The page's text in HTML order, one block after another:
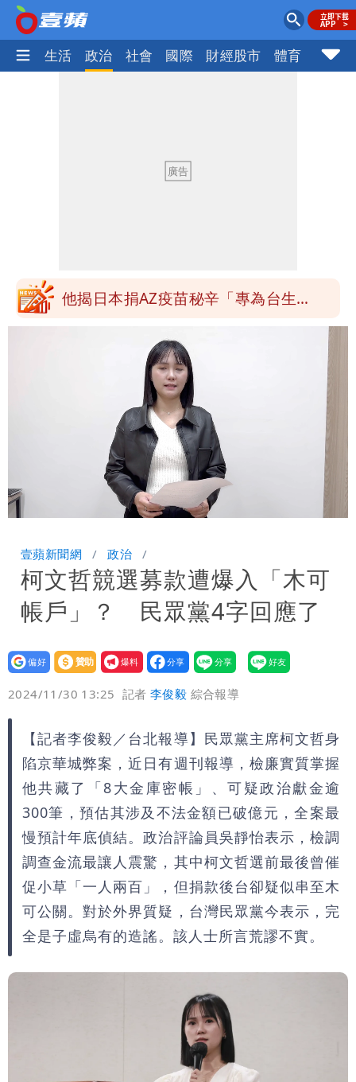
尚 生活 政治 社會 國際 財經股市 體育 壹蘋
案 重課俄羅斯500%關稅
姜厚任不信會被嫩女友「辣手摧花」 曝
救好幾條人命」
他揭日本捐AZ疫苗秘辛「專為台生
產」：終還陳時中清白
白海豚西進！專家：「大轉彎」機率非常
小 明強度有變化
「白海豚」雨炸8縣市！逼近台灣恐擺
盪 這幾區飆豪雨
「最挺台議員」遺作！美參院通過制裁
案 重課俄羅斯500%關稅
姜厚任不信會被嫩女友「辣手摧花」 曝
創演藝工會最遺憾一事
Loaded:
89.49%
壹蘋新聞網 政治
柯文哲競選募款遭爆入「木可
帳戶」？ 民眾黨4字回應了
設為
贊助
我要
爆料
2024/11/30 13:25 記者李俊毅 綜合報導
【記者李俊毅／台北報導】民眾黨主席柯文哲身
陷京華城弊案，近日有週刊報導，檢廉實質掌握
他共藏了「8大金庫密帳」、可疑政治獻金逾
300筆，預估其涉及不法金額已破億元，全案最
慢預計年底偵結。政治評論員吳靜怡表示，檢調
調查金流最讓人震驚，其中柯文哲選前最後曾催
促小草「一人兩百」，但捐款後台卻疑似串至木
可公關。對於外界質疑，台灣民眾黨今表示，完
全是子虛烏有的造謠。該人士所言荒謬不實。